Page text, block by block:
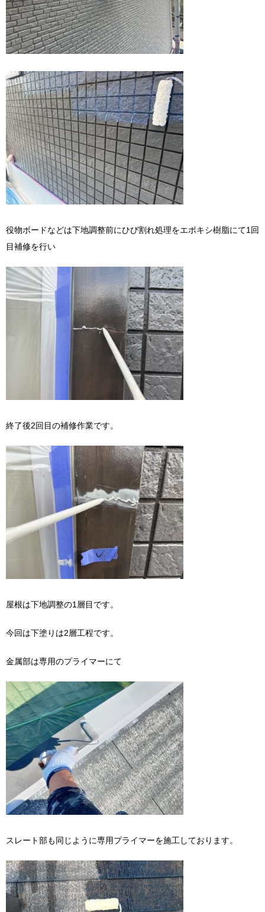
役物ボードなどは下地調整前にひび割れ処理をエポキシ樹脂にて1回
目補修を行い
終了後2回目の補修作業です。
屋根は下地調整の1層目です。
今回は下塗りは2層工程です。
金属部は専用のプライマーにて
スレート部も同じように専用プライマーを施工しております。